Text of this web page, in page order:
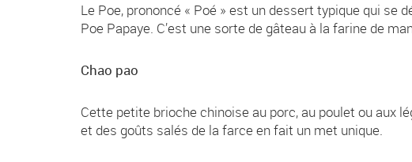
Le Poe, prononcé « Poé » est un dessert typique qui
Poe Papaye. C’est une sorte de gâteau à la farine de
Chao pao
Cette petite brioche chinoise au porc, au poulet ou aux
et des goûts salés de la farce en fait un met unique.